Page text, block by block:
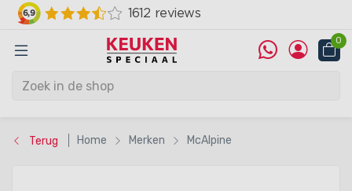
0
Terug Home Merken McAlpine